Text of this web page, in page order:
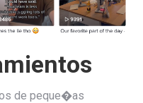
de peque�as